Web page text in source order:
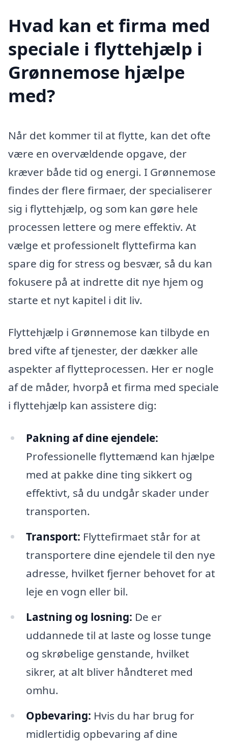
Hvad kan et firma med
speciale i flyttehjælp i
Grønnemose hjælpe
med?
Når det kommer til at flytte, kan det ofte
være en overvældende opgave, der
kræver både tid og energi. I Grønnemose
findes der flere firmaer, der specialiserer
sig i flyttehjælp, og som kan gøre hele
processen lettere og mere effektiv. At
vælge et professionelt flyttefirma kan
spare dig for stress og besvær, så du kan
fokusere på at indrette dit nye hjem og
starte et nyt kapitel i dit liv.
Flyttehjælp i Grønnemose kan tilbyde en
bred vifte af tjenester, der dækker alle
aspekter af flytteprocessen. Her er nogle
af de måder, hvorpå et firma med speciale
i flyttehjælp kan assistere dig:
Pakning af dine ejendele:
Professionelle flyttemænd kan hjælpe
med at pakke dine ting sikkert og
effektivt, så du undgår skader under
transporten.
Transport: Flyttefirmaet står for at
transportere dine ejendele til den nye
adresse, hvilket fjerner behovet for at
leje en vogn eller bil.
Lastning og losning: De er
uddannede til at laste og losse tunge
og skrøbelige genstande, hvilket
sikrer, at alt bliver håndteret med
omhu.
Opbevaring: Hvis du har brug for
midlertidig opbevaring af dine